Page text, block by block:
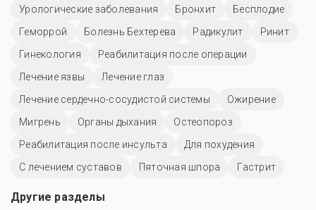
Урологические заболевания
Бронхит
Бесплодие
Геморрой
Болезнь Бехтерева Радикулит
Ринит
Гинекология
Реабилитация после операции
Лечение язвы
Лечение глаз
Лечение сердечно-сосудистой системы
Ожирение
Мигрень
Органы дыхания
Остеопороз
Реабилитация после инсульта
Для похудения
С лечением суставов
Пяточная шпора Гастрит
Другие разделы